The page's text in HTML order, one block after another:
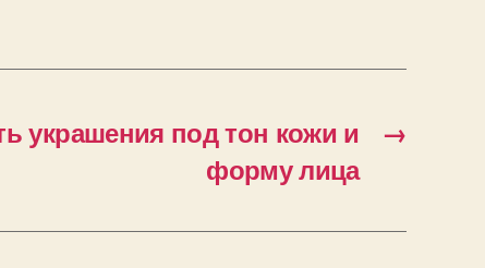
→
украшения под тон кожи и
форму лица